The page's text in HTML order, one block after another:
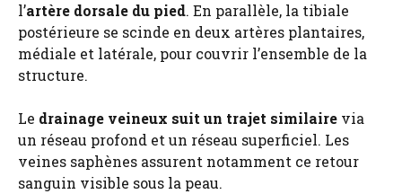
l’artère dorsale du pied. En parallèle, la tibiale
postérieure se scinde en deux artères plantaires,
médiale et latérale, pour couvrir l’ensemble de la
structure.
Le drainage veineux suit un trajet similaire via
un réseau profond et un réseau superficiel. Les
veines saphènes assurent notamment ce retour
sanguin visible sous la peau.